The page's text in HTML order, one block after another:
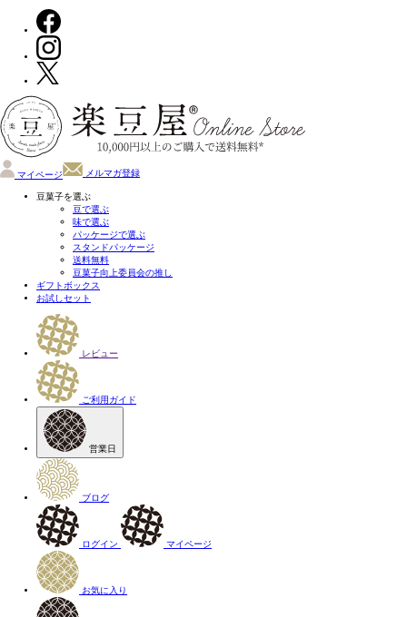
マイページ メルマガ登録
豆菓子を選ぶ
豆で選ぶ
味で選ぶ
パッケージで選ぶ
スタンドパッケージ
送料無料
豆菓子向上委員会の推し
ギフトボックス
お試しセット
レビュー
ご利用ガイド
営業日
ブログ
ログイン マイページ
お気に入り